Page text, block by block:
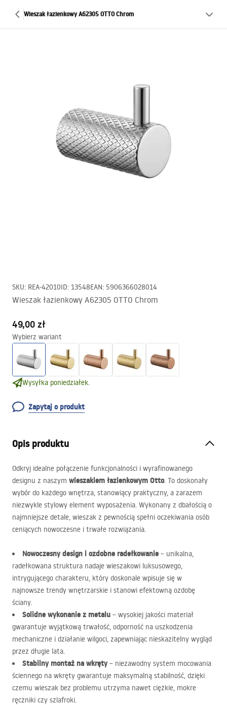
Wieszak łazienkowy A62305 OTTO Chrom
SKU: REA-42010ID: 13548EAN: 5906366028014
Wieszak łazienkowy A62305 OTTO Chrom
49,00 zł
Wybierz wariant
Wysyłka poniedziałek.
Zapytaj o produkt
Opis produktu
Odkryj idealne połączenie funkcjonalności i wyrafinowanego
designu z naszym wieszakiem łazienkowym Otto. To doskonały
wybór do każdego wnętrza, stanowiący praktyczny, a zarazem
niezwykle stylowy element wyposażenia. Wykonany z dbałością o
najmniejsze detale, wieszak z pewnością spełni oczekiwania osób
ceniących nowoczesne i trwałe rozwiązania.
Nowoczesny design i ozdobne radełkowanie – unikalna,
radełkowana struktura nadaje wieszakowi luksusowego,
intrygującego charakteru, który doskonale wpisuje się w
najnowsze trendy wnętrzarskie i stanowi efektowną ozdobę
ściany.
Solidne wykonanie z metalu – wysokiej jakości materiał
gwarantuje wyjątkową trwałość, odporność na uszkodzenia
mechaniczne i działanie wilgoci, zapewniając nieskazitelny wygląd
przez długie lata.
Stabilny montaż na wkręty– niezawodny system mocowania
ściennego na wkręty gwarantuje maksymalną stabilność, dzięki
czemu wieszak bez problemu utrzyma nawet ciężkie, mokre
ręczniki czy szlafroki.